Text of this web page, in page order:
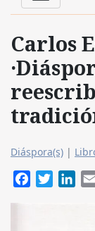
Carlos
Diáspora(s) |
FacebookTwitter